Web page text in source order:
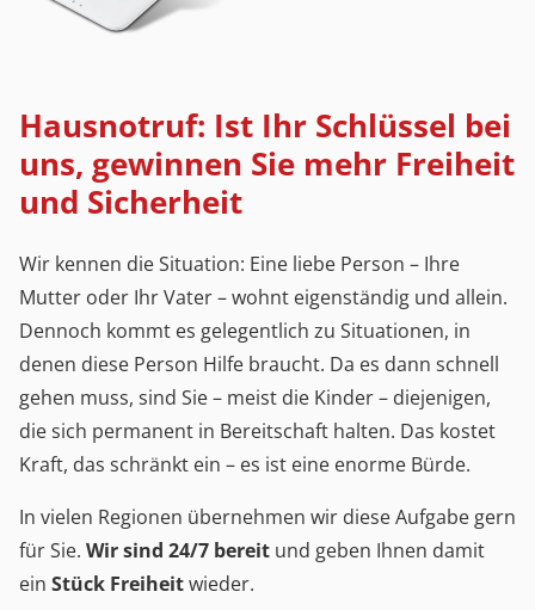
Hausnotruf: Ist Ihr Schlüssel bei
uns, gewinnen Sie mehr Freiheit
und Sicherheit
Wir kennen die Situation: Eine liebe Person – Ihre
Mutter oder Ihr Vater – wohnt eigenständig und allein.
Dennoch kommt es gelegentlich zu Situationen, in
denen diese Person Hilfe braucht. Da es dann schnell
gehen muss, sind Sie – meist die Kinder – diejenigen,
die sich permanent in Bereitschaft halten. Das kostet
Kraft, das schränkt ein – es ist eine enorme Bürde.
In vielen Regionen übernehmen wir diese Aufgabe gern
für Sie. Wir sind 24/7 bereit und geben Ihnen damit
ein Stück Freiheitwieder.